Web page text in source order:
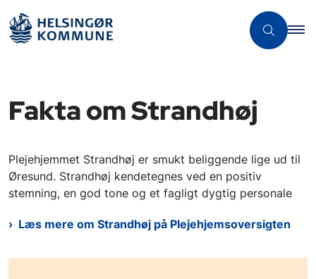
Fakta om Strandhøj
Plejehjemmet Strandhøj er smukt beliggende lige ud til
Øresund. Strandhøj kendetegnes ved en positiv
stemning, en god tone og et fagligt dygtig personale
Læs mere om Strandhøj på Plejehjemsoversigten